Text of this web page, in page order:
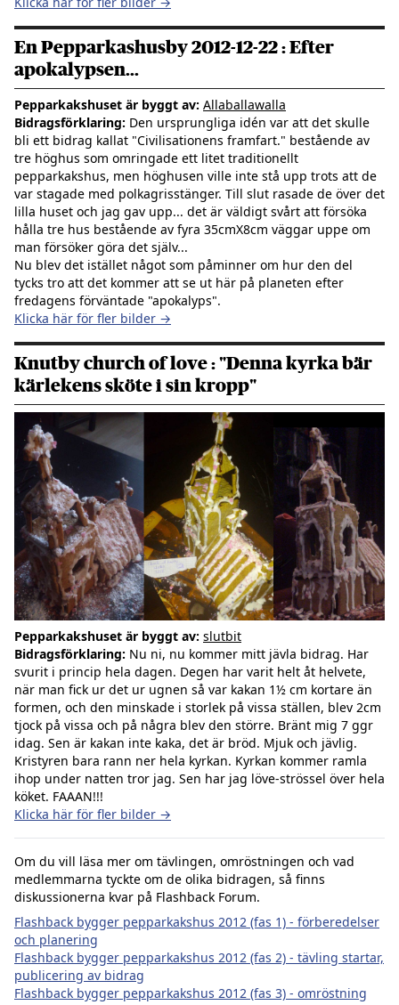
En Pepparkashusby 2012-12-22 : Efter
apokalypsen...
Pepparkakshuset är byggt av: Allaballawalla
Bidragsförklaring: Den ursprungliga idén var att det skulle
bli ett bidrag kallat "Civilisationens framfart." bestående av
tre höghus som omringade ett litet traditionellt
pepparkakshus, men höghusen ville inte stå upp trots att de
var stagade med polkagrisstänger. Till slut rasade de över det
lilla huset och jag gav upp... det är väldigt svårt att försöka
hålla tre hus bestående av fyra 35cmX8cm väggar uppe om
man försöker göra det själv...
Nu blev det istället något som påminner om hur den del
tycks tro att det kommer att se ut här på planeten efter
fredagens förväntade "apokalyps".
Klicka här för fler bilder →
Knutby church of love : "Denna kyrka bär
kärlekens sköte i sin kropp"
Pepparkakshuset är byggt av: slutbit
Bidragsförklaring: Nu ni, nu kommer mitt jävla bidrag. Har
svurit i princip hela dagen. Degen har varit helt åt helvete,
när man fick ur det ur ugnen så var kakan 1½ cm kortare än
formen, och den minskade i storlek på vissa ställen, blev 2cm
tjock på vissa och på några blev den större. Bränt mig 7 ggr
idag. Sen är kakan inte kaka, det är bröd. Mjuk och jävlig.
Kristyren bara rann ner hela kyrkan. Kyrkan kommer ramla
ihop under natten tror jag. Sen har jag löve-strössel över hela
köket. FAAAN!!!
Klicka här för fler bilder →
Om du vill läsa mer om tävlingen, omröstningen och vad
medlemmarna tyckte om de olika bidragen, så finns
diskussionerna kvar på Flashback Forum.
Flashback bygger pepparkakshus 2012 (fas 1) - förberedelser
och planering
Flashback bygger pepparkakshus 2012 (fas 2) - tävling startar,
publicering av bidrag
Flashback bygger pepparkakshus 2012 (fas 3) - omröstning